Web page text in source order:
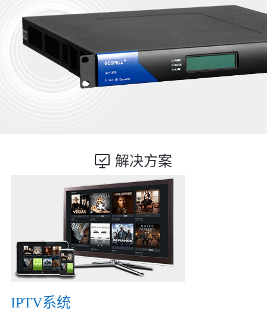
解决方案
IPTV系统